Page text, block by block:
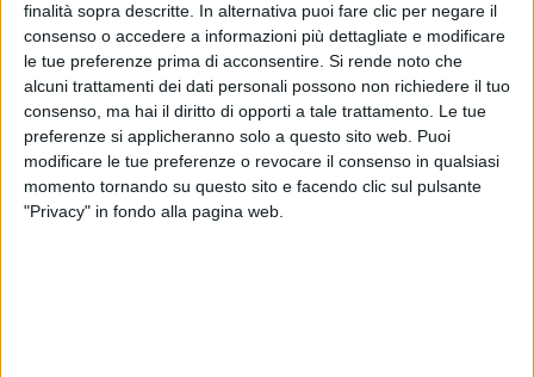
finalità sopra descritte. In alternativa puoi fare clic per negare il
consenso o accedere a informazioni più dettagliate e modificare
le tue preferenze prima di acconsentire. Si rende noto che
alcuni trattamenti dei dati personali possono non richiedere il tuo
consenso, ma hai il diritto di opporti a tale trattamento. Le tue
preferenze si applicheranno solo a questo sito web. Puoi
modificare le tue preferenze o revocare il consenso in qualsiasi
momento tornando su questo sito e facendo clic sul pulsante
"Privacy" in fondo alla pagina web.
E’ in arrivo la prima
newsletter espressamente
rivolta ai direttori della
logistica
LE ALTRE NEWS 1 APRILE 2021